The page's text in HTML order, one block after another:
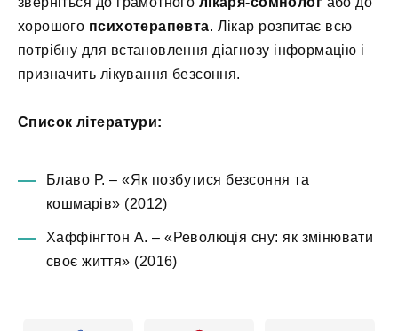
хорошого психотерапевта. Лікар розпитає всю
потрібну для встановлення діагнозу інформацію і
призначить лікування безсоння.
Список літератури:
Блаво Р. – «Як позбутися безсоння та
кошмарів» (2012)
Хаффінгтон А. – «Революція сну: як змінювати
своє життя» (2016)